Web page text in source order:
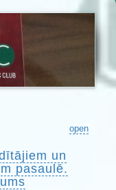
open
un
pasaulē.